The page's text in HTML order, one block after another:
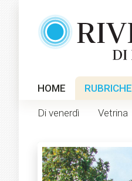
HOME RUBRICHE
Di venerdì Vetrina